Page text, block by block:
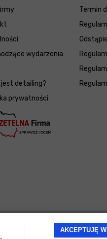
AKCEPTUJĘ
wydarzenia
jest detailing?
prywatności
Termin